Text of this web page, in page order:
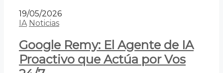
19/05/2026
IA Noticias
Google Remy: El Agente de IA
Proactivo que Actúa por Vos